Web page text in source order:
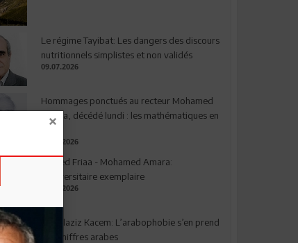
Le régime Tayibat: Les dangers des discours
nutritionnels simplistes et non validés
09.07.2026
Hommages ponctués au recteur Mohamed
Amara, décédé lundi : les mathématiques en
03.08.2026
Ahmed Friaa - Mohamed Amara:
l’Universitaire exemplaire
04.08.2026
Abdelaziz Kacem: L’arabophobie s’en prend
aux chiffres arabes